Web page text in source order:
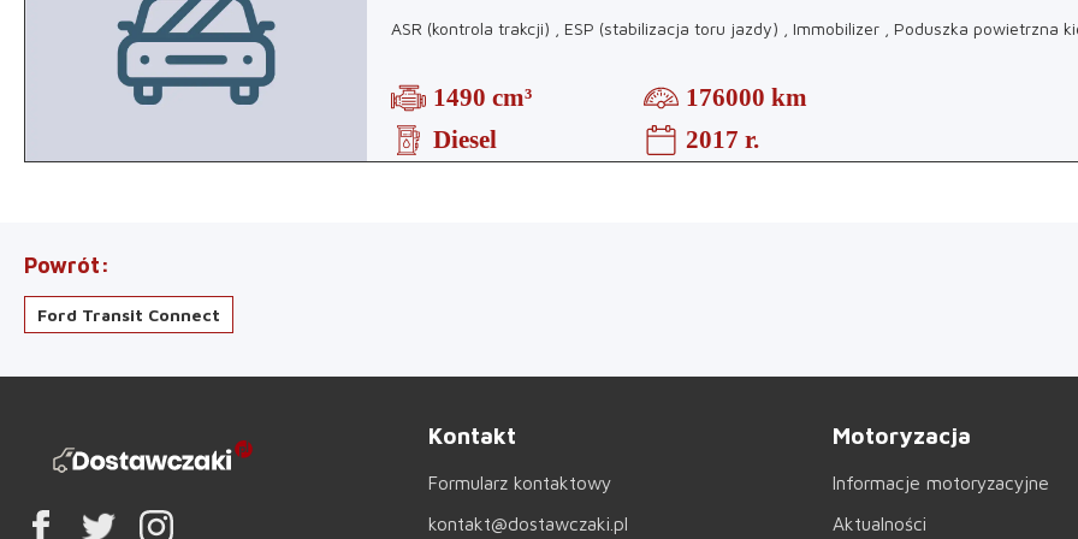
ASR (kontrola trakcji) , ESP (stabilizacja toru jazdy) , Immobilizer , Poduszka powietrzna
1490 cm³
176000 km
Diesel
2017 r.
Powrót
Ford Transit Connect
Kontakt
Formularz kontaktowy
kontakt@dostawczaki.pl
Motoryzacja
Informacje motoryzacyjne
Aktualności